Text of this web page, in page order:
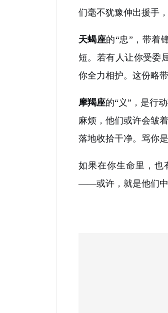
们毫不犹豫伸出援手
天蝎座的“忠”，带着
短。若有人让你受委
你全力相护。这份略
摩羯座的“义”，是行
麻烦，他们或许会皱
落地收拾干净。骂你
如果在你生命里，也
——或许，就是他们中